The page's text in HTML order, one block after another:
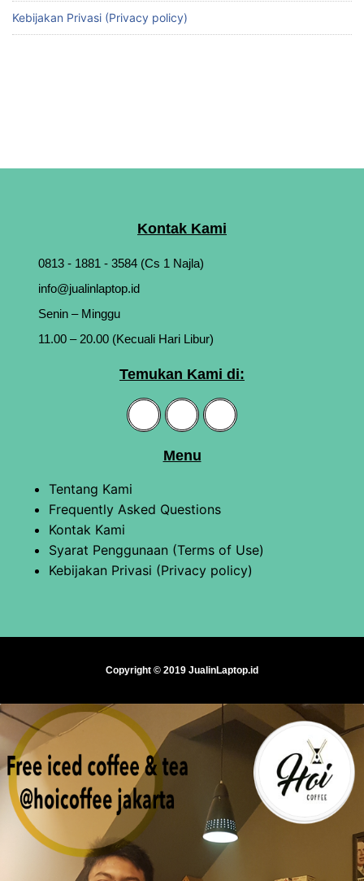
Kebijakan Privasi (Privacy policy)
Kontak Kami
0813 - 1881 - 3584 (Cs 1 Najla)
info@jualinlaptop.id
Senin – Minggu
11.00 – 20.00 (Kecuali Hari Libur)
Temukan Kami di:
Menu
Tentang Kami
Frequently Asked Questions
Kontak Kami
Syarat Penggunaan (Terms of Use)
Kebijakan Privasi (Privacy policy)
Copyright © 2019 JualinLaptop.id